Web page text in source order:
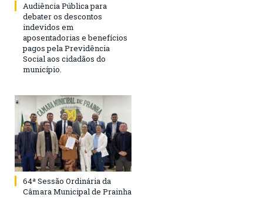
Audiência Pública para
debater os descontos
indevidos em
aposentadorias e benefícios
pagos pela Previdência
Social aos cidadãos do
município.
64ª Sessão Ordinária da
Câmara Municipal de Prainha